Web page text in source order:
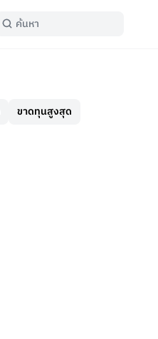
ขาดทุนสูงสุด